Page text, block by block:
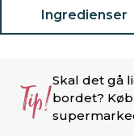
Ingredienser
Tip!Skal det gå
bordet?